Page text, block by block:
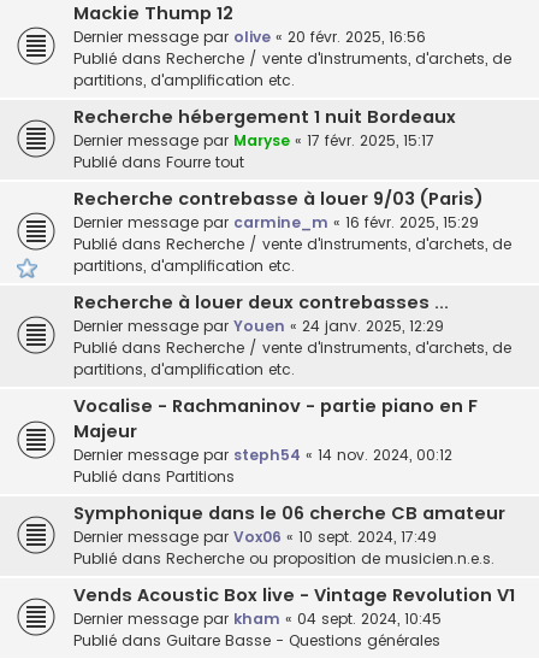
Mackie Thump 12
Dernier message par olive « 20 févr. 2025, 16:56
Publié dans Recherche / vente d'instruments, d'archets, de
partitions, d'amplification etc.
Recherche hébergement 1 nuit Bordeaux
Dernier message par Maryse « 17 févr. 2025, 15:17
Publié dans Fourre tout
Recherche contrebasse à louer 9/03 (Paris)
Dernier message par carmine_m « 16 févr. 2025, 15:29
Publié dans Recherche / vente d'instruments, d'archets, de
partitions, d'amplification etc.
Recherche à louer deux contrebasses ...
Dernier message par Youen « 24 janv. 2025, 12:29
Publié dans Recherche / vente d'instruments, d'archets, de
partitions, d'amplification etc.
Vocalise - Rachmaninov - partie piano en F
Majeur
Dernier message par steph54 « 14 nov. 2024, 00:12
Publié dans Partitions
Symphonique dans le 06 cherche CB amateur
Dernier message par Vox06 « 10 sept. 2024, 17:49
Publié dans Recherche ou proposition de musicien.n.e.s.
Vends Acoustic Box live - Vintage Revolution V1
Dernier message par kham « 04 sept. 2024, 10:45
Publié dans Guitare Basse - Questions générales